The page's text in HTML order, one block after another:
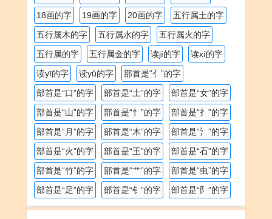
18画的字
19画的字 20画的字
五行属土的字
五行属木的字
五行属水的字
五行属火的字
五行属的字
五行属金的字 读jī的字
读xí的字
读yī的字
读yǔ的字
部首是“亻”的字
部首是“口”的字
部首是“土”的字
部首是“女”的字
部首是“山”的字
部首是“忄”的字
部首是“扌”的字
部首是“月”的字
部首是“木”的字
部首是“氵”的字
部首是“火”的字
部首是“王”的字
部首是“石”的字
部首是“竹”的字
部首是“艹”的字
部首是“虫”的字
部首是“足”的字
部首是“钅”的字 部首是“阝”的字